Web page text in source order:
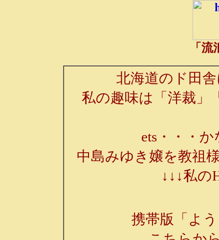
「
北海道のド田
私の趣味は「洋裁」
ets・・・
中島みゆき嬢を教祖
↓↓↓私の
携帯版「よ